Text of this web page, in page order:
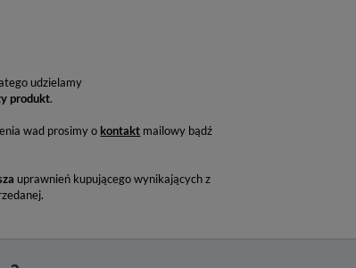
udzielamy
produkt.
wad prosimy o kontakt mailowy bądź
uprawnień kupującego wynikających z